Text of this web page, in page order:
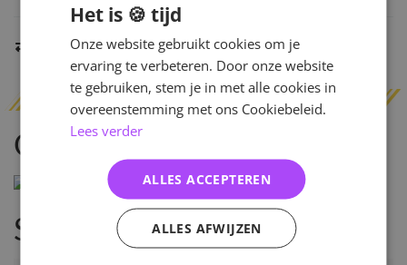
Indien op voorraadbinnen 2 werkdagenverzonden
Omschrijving
Specificaties
Het is 🍪 tijd
Onze website gebruikt cookies om je
ervaring te verbeteren. Door onze website
te gebruiken, stem je in met alle cookies in
overeenstemming met ons Cookiebeleid.
Lees verder
ALLES ACCEPTEREN
ALLES AFWIJZEN